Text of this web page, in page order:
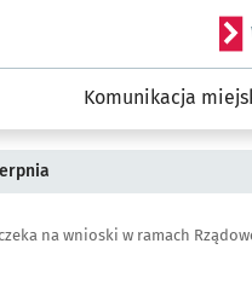
Komunikacja